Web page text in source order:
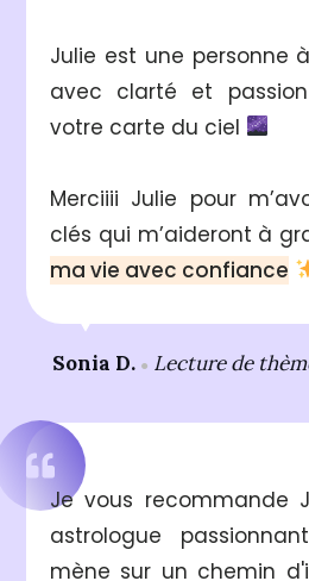
Julie est une personne
avec clarté et
votre carte du ciel
Merciiii Julie pour
clés qui m’aideront à
ma vie avec confiance
Sonia D. ● Lecture de
Je vous recommande
astrologue
mène sur un chemin